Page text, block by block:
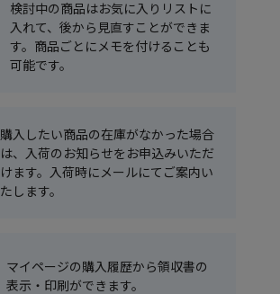
検討中の商品はお気に入りリストに
入れて、後から見直すことができま
す。商品ごとにメモを付けることも
可能です。
購入したい商品の在庫がなかった場合
は、入荷のお知らせをお申込みいただ
けます。入荷時にメールにてご案内い
たします。
マイページの購入履歴から領収書の
表示・印刷ができます。